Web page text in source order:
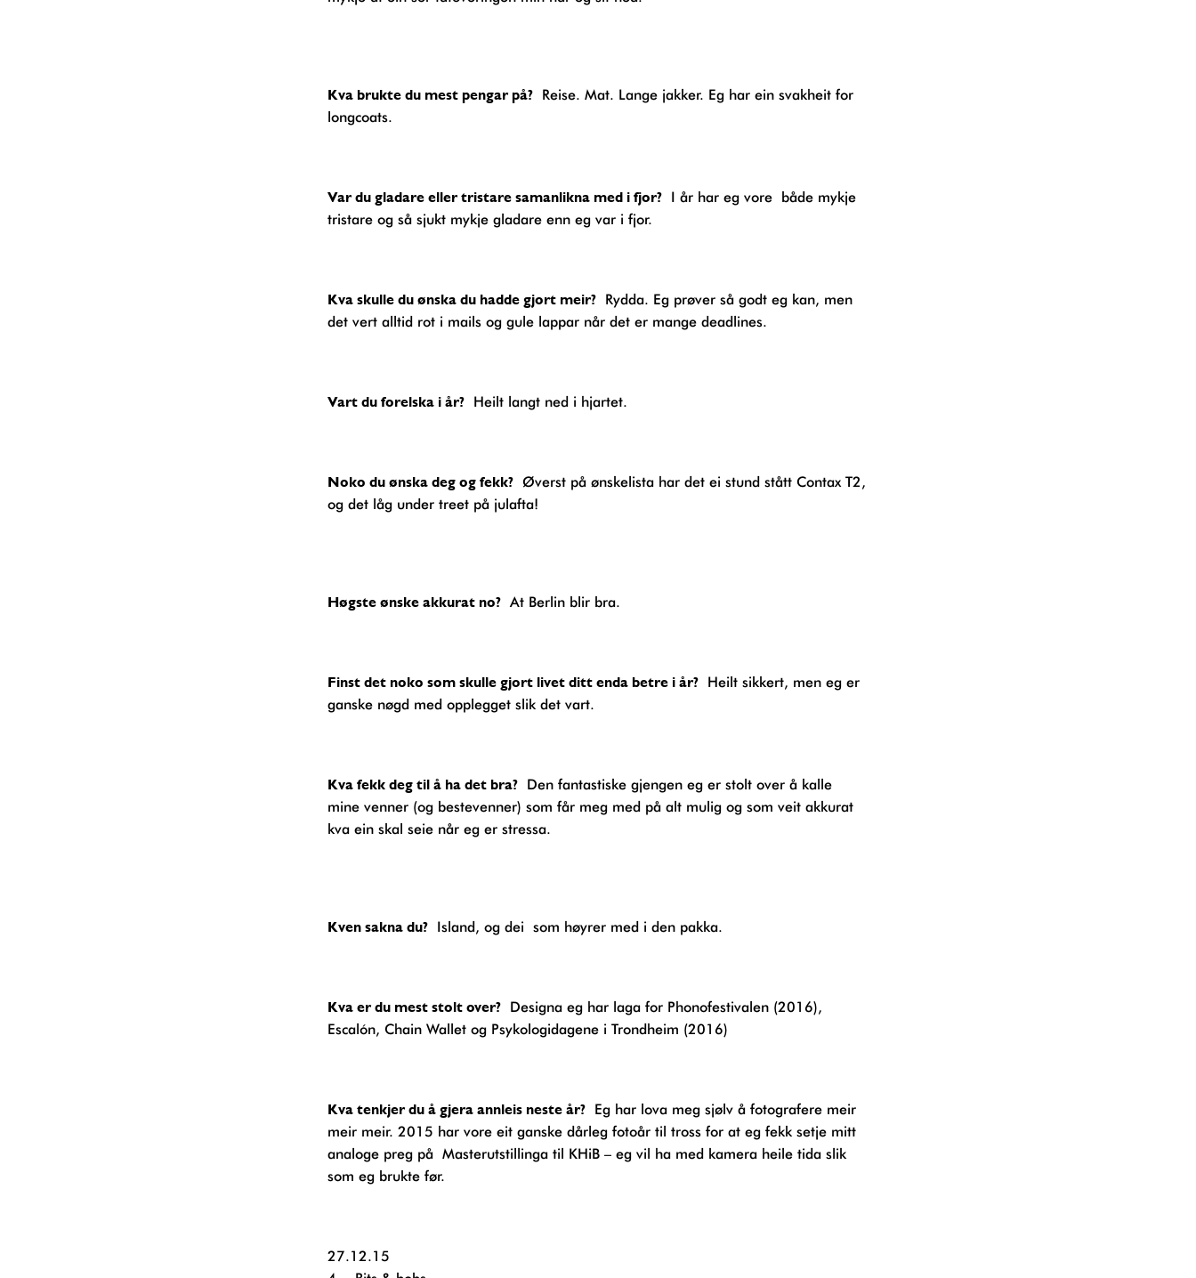
Kva brukte du mest pengar på?Reise. Mat. Lange jakker. Eg har ein svakheit for
longcoats.
Var du gladare eller tristare samanlikna med i fjor?I år har eg vore både mykje
tristare og så sjukt mykje gladare enn eg var i fjor.
Kva skulle du ønska du hadde gjort meir?Rydda. Eg prøver så godt eg kan, men
det vert alltid rot i mails og gule lappar når det er mange deadlines.
Vart du forelska i år?Heilt langt ned i hjartet.
Noko du ønska deg og fekk?Øverst på ønskelista har det ei stund stått Contax T2,
og det låg under treet på julafta!
Høgste ønske akkurat no?At Berlin blir bra.
Finst det noko som skulle gjort livet ditt enda betre i år?Heilt sikkert, men eg er
ganske nøgd med opplegget slik det vart.
Kva fekk deg til å ha det bra?Den fantastiske gjengen eg er stolt over å kalle
mine venner (og bestevenner) som får meg med på alt mulig og som veit akkurat
kva ein skal seie når eg er stressa.
Kven sakna du?Island, og dei som høyrer med i den pakka.
Kva er du mest stolt over?Designa eg har laga for Phonofestivalen (2016),
Escalón, Chain Wallet og Psykologidagene i Trondheim (2016)
Kva tenkjer du å gjera annleis neste år?Eg har lova meg sjølv å fotografere meir
meir meir. 2015 har vore eit ganske dårleg fotoår til tross for at eg fekk setje mitt
analoge preg på Masterutstillinga til KHiB – eg vil ha med kamera heile tida slik
som eg brukte før.
27.12.15